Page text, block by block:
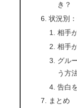
き？
状況別
相手
相手
グル
う方
告白
まとめ